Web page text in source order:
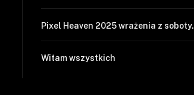
Pixel Heaven 2025 wrażenia z soboty.
Witam wszystkich